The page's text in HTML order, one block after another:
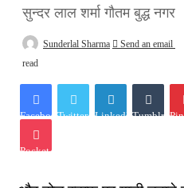
सुन्दर लाल शर्मा गौतम बुद्ध नगर
Sunderlal Sharma Send an email
read
FacebookTwitter LinkedInTumblr
Pocket